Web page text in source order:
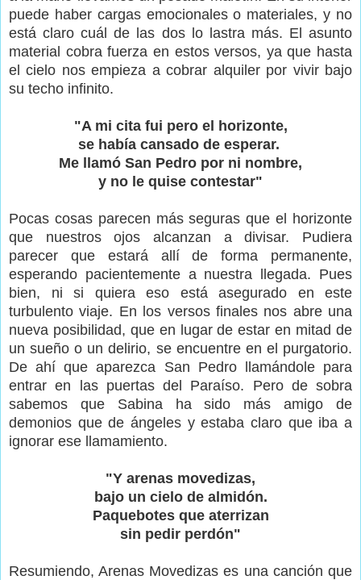
puede haber cargas emocionales o materiales, y no
está claro cuál de las dos lo lastra más. El asunto
material cobra fuerza en estos versos, ya que hasta
el cielo nos empieza a cobrar alquiler por vivir bajo
su techo infinito.
"A mi cita fui pero el horizonte,
se había cansado de esperar.
Me llamó San Pedro por ni nombre,
y no le quise contestar"
Pocas cosas parecen más seguras que el horizonte
que nuestros ojos alcanzan a divisar. Pudiera
parecer que estará allí de forma permanente,
esperando pacientemente a nuestra llegada. Pues
bien, ni si quiera eso está asegurado en este
turbulento viaje. En los versos finales nos abre una
nueva posibilidad, que en lugar de estar en mitad de
un sueño o un delirio, se encuentre en el purgatorio.
De ahí que aparezca San Pedro llamándole para
entrar en las puertas del Paraíso. Pero de sobra
sabemos que Sabina ha sido más amigo de
demonios que de ángeles y estaba claro que iba a
ignorar ese llamamiento.
"Y arenas movedizas,
bajo un cielo de almidón.
Paquebotes que aterrizan
sin pedir perdón"
Resumiendo, Arenas Movedizas es una canción que